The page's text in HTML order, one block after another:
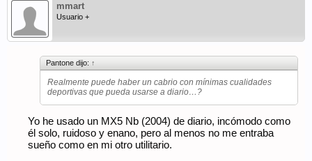
mmart
Usuario +
Pantone dijo: ↑
Realmente puede haber un cabrio con mínimas cualidades
deportivas que pueda usarse a diario…?
Yo he usado un MX5 Nb (2004) de diario, incómodo como
él solo, ruidoso y enano, pero al menos no me entraba
sueño como en mi otro utilitario.